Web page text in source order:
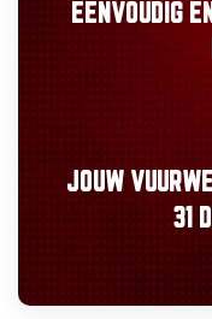
EENVOUDIGEN
JOUW
31